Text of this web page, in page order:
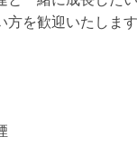
方を歓迎いたします